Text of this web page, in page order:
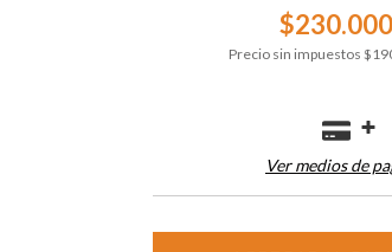
$230.000
Precio sin impuestos
Ver medios de